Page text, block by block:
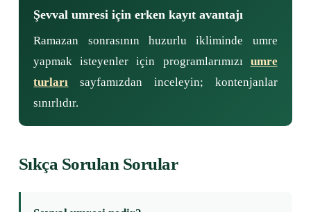
Şevval umresi için erken kayıt avantajı
Ramazan sonrasının huzurlu ikliminde umre
yapmak isteyenler için programlarımızı umre
turları sayfamızdan inceleyin; kontenjanlar
sınırlıdır.
Sıkça Sorulan Sorular